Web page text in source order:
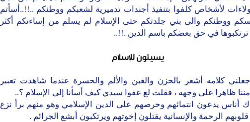
لأشخاص كلفوا بتنفيذ أجندات تدميرية لشعبكم ووطنكم ..!!..أسأتم
ووطنكم والى بني جلدتكم حتى الإسلام لم يسلم من إساءتكم أكثر
ترتكبوها في حق بعضكم باسم الدين .!!..
يسيئون للإسلام
كلامه أشعر بالحزن والغبن والألم والحسرة عندما شاهدت تعبير
مننا ظاهرا على وجهه ، فقلت لع عفوا سيدي كيف أسأنا إلى الإسلام ؟..
أناس يدعون انتمائهم وحرصهم على الدين الإسلامي وهو منهم برأ نزع
قلوبهم الرحمة والإنسانية يقتلون إخوتهم ويرتكبون أبشع الجرائم .